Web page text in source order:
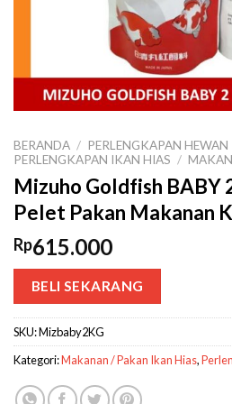
BERANDA / PERLENGKAPAN
PERLENGKAPAN IKAN HIAS /
Mizuho Goldfish BABY
Pelet Pakan Makanan
Rp615.000
BELI SEKARANG
SKU:Mizbaby2KG
Kategori:Makanan / Pakan Ikan Hias,